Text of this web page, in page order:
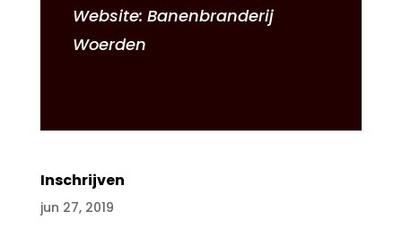
Website: Banenbranderij
Woerden
Inschrijven
jun 27, 2019